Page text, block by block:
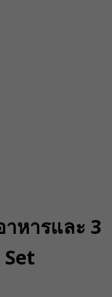
าหารและ 3